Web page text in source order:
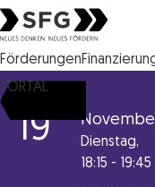
Steirische
Förderungen
PORTAL
19
Dienstag,
18:15 - 19:45